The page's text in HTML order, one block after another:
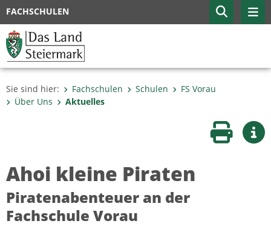
FACHSCHULEN
Sie sind hier: Fachschulen Schulen
FS Vorau
Über Uns
Aktuelles
Seite
Ahoi kleine Piraten
Piratenabenteuer an der
Fachschule Vorau